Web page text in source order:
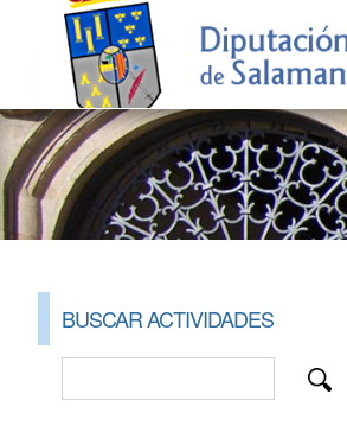
BUSCAR ACTIVIDADES